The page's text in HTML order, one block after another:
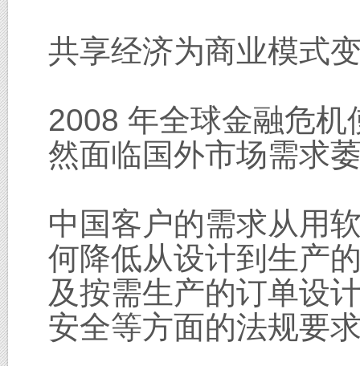
共享经济为商业模式
2008 年全球金融危
然面临国外市场需求
中国客户的需求从用
何降低从设计到生产
及按需生产的订单设
安全等方面的法规要